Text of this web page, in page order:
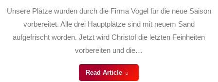
Unsere Plätze wurden durch die Firma Vogel für die neue Saison
vorbereitet. Alle drei Hauptplätze sind mit neuem Sand
aufgefrischt worden. Jetzt wird Christof die letzten Feinheiten
vorbereiten und die…
Read Article